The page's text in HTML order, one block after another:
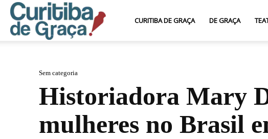
Curitiba
Graça
CURITIBA DE GRAÇA DE GRAÇA
Sem categoria
Historiadora Mary
mulheres no Brasil